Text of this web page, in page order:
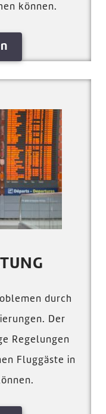
können.
durch
Der
Regelungen
Fluggäste in